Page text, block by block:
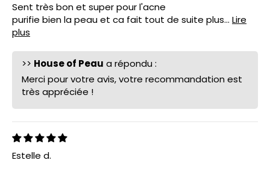
Sent très bon et super pour l'acne
purifie bien la peau et ca fait tout de suite plus... Lire
plus
>> House of Peau a répondu :
Merci pour votre avis, votre recommandation est
très appréciée !
Estelle d.